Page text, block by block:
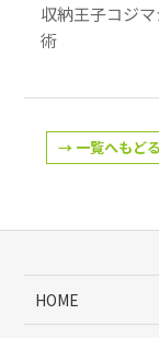
収納王子コジ
術
→ 一覧へもどる
HOME